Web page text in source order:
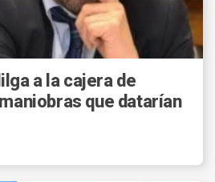
a la cajera de
que datarían